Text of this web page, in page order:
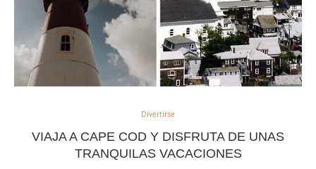
Divertirse
VIAJA A CAPE COD Y DISFRUTA DE UNAS
TRANQUILAS VACACIONES